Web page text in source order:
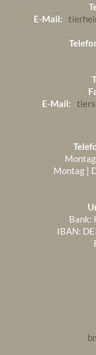
E-Mail:
E-Mail:
Montag |
Bank:
IBAN: